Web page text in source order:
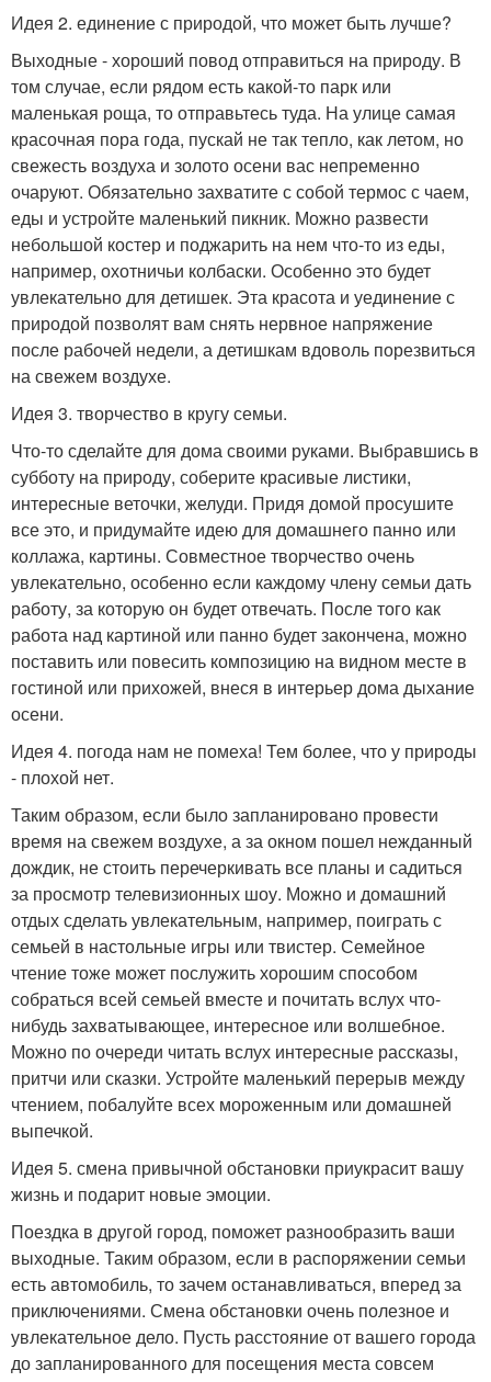
Идея 2. единение с природой, что может быть лучше?
Выходные - хороший повод отправиться на природу. В
том случае, если рядом есть какой-то парк или
маленькая роща, то отправьтесь туда. На улице самая
красочная пора года, пускай не так тепло, как летом, но
свежесть воздуха и золото осени вас непременно
очаруют. Обязательно захватите с собой термос с чаем,
еды и устройте маленький пикник. Можно развести
небольшой костер и поджарить на нем что-то из еды,
например, охотничьи колбаски. Особенно это будет
увлекательно для детишек. Эта красота и уединение с
природой позволят вам снять нервное напряжение
после рабочей недели, а детишкам вдоволь порезвиться
на свежем воздухе.
Идея 3. творчество в кругу семьи.
Что-то сделайте для дома своими руками. Выбравшись в
субботу на природу, соберите красивые листики,
интересные веточки, желуди. Придя домой просушите
все это, и придумайте идею для домашнего панно или
коллажа, картины. Совместное творчество очень
увлекательно, особенно если каждому члену семьи дать
работу, за которую он будет отвечать. После того как
работа над картиной или панно будет закончена, можно
поставить или повесить композицию на видном месте в
гостиной или прихожей, внеся в интерьер дома дыхание
осени.
Идея 4. погода нам не помеха! Тем более, что у природы
- плохой нет.
Таким образом, если было запланировано провести
время на свежем воздухе, а за окном пошел нежданный
дождик, не стоить перечеркивать все планы и садиться
за просмотр телевизионных шоу. Можно и домашний
отдых сделать увлекательным, например, поиграть с
семьей в настольные игры или твистер. Семейное
чтение тоже может послужить хорошим способом
собраться всей семьей вместе и почитать вслух что-
нибудь захватывающее, интересное или волшебное.
Можно по очереди читать вслух интересные рассказы,
притчи или сказки. Устройте маленький перерыв между
чтением, побалуйте всех мороженным или домашней
выпечкой.
Идея 5. смена привычной обстановки приукрасит вашу
жизнь и подарит новые эмоции.
Поездка в другой город, поможет разнообразить ваши
выходные. Таким образом, если в распоряжении семьи
есть автомобиль, то зачем останавливаться, вперед за
приключениями. Смена обстановки очень полезное и
увлекательное дело. Пусть расстояние от вашего города
до запланированного для посещения места совсем